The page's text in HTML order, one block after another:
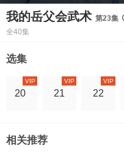
我的岳父会武术 第23集
全40集
选集
20
VIP
21
VIP
22
VIP
相关推荐